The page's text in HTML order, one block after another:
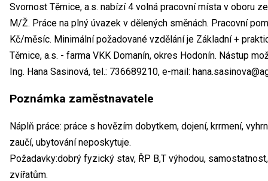
Svornost Těmice, a.s. nabízí 4 volná pracovní místa v oboru
M/Ž. Práce na plný úvazek v dělených směnách. Pracovní
Kč/měsíc. Minimální požadované vzdělání je Základní +
Těmice, a.s. - farma VKK Domanín, okres Hodonín. Nástup
Ing. Hana Sasinová, tel.: 736689210, e-mail:
Poznámka zaměstnavatele
Náplň práce: práce s hovězím dobytkem, dojení, krrmení,
zaučí, ubytování neposkytuje.
Požadavky:dobrý fyzický stav, ŘP B,T výhodou,
zvířatům.